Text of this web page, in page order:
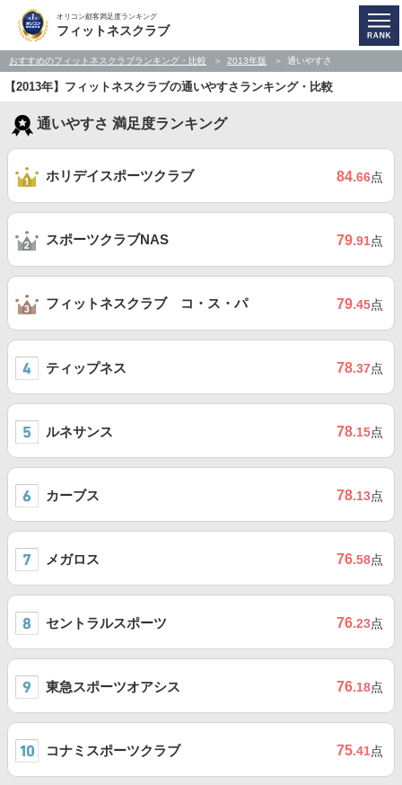
オリコン顧客満足度ランキング
フィットネスクラブ
おすすめのフィットネスクラブランキング・比較 2013年版 通いやすさ
【2013年】フィットネスクラブの通いやすさランキング・比較
通いやすさ 満足度ランキング
ホリデイスポーツクラブ 84.66点
スポーツクラブNAS 79.91点
フィットネスクラブ コ・ス・パ 79.45点
ティップネス 78.37点
ルネサンス 78.15点
カーブス 78.13点
メガロス 76.58点
セントラルスポーツ 76.23点
東急スポーツオアシス 76.18点
コナミスポーツクラブ 75.41点